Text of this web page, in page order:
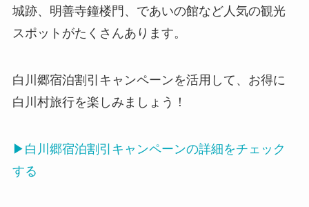
城跡、明善寺鐘楼門、であいの館など人気の観光
スポットがたくさんあります。
白川郷宿泊割引キャンペーンを活用して、お得に
白川村旅行を楽しみましょう！
▶白川郷宿泊割引キャンペーンの詳細をチェック
する